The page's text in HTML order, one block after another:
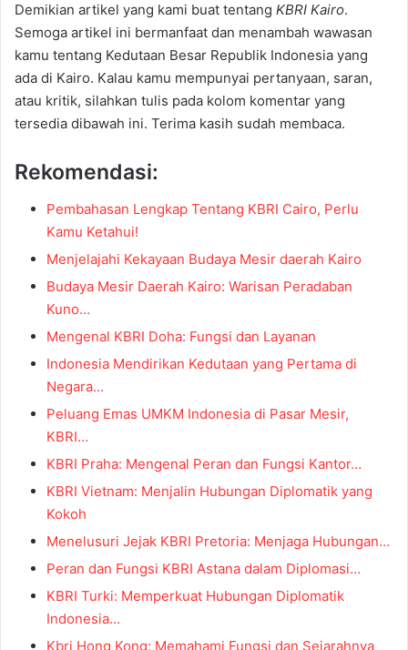
Demikian artikel yang kami buat tentang KBRI Kairo.
Semoga artikel ini bermanfaat dan menambah wawasan
kamu tentang Kedutaan Besar Republik Indonesia yang
ada di Kairo. Kalau kamu mempunyai pertanyaan, saran,
atau kritik, silahkan tulis pada kolom komentar yang
tersedia dibawah ini. Terima kasih sudah membaca.
Rekomendasi:
Pembahasan Lengkap Tentang KBRI Cairo, Perlu
Kamu Ketahui!
Menjelajahi Kekayaan Budaya Mesir daerah Kairo
Budaya Mesir Daerah Kairo: Warisan Peradaban
Kuno…
Mengenal KBRI Doha: Fungsi dan Layanan
Indonesia Mendirikan Kedutaan yang Pertama di
Negara…
Peluang Emas UMKM Indonesia di Pasar Mesir,
KBRI…
KBRI Praha: Mengenal Peran dan Fungsi Kantor…
KBRI Vietnam: Menjalin Hubungan Diplomatik yang
Kokoh
Menelusuri Jejak KBRI Pretoria: Menjaga Hubungan…
Peran dan Fungsi KBRI Astana dalam Diplomasi…
KBRI Turki: Memperkuat Hubungan Diplomatik
Indonesia…
Kbri Hong Kong: Memahami Fungsi dan Sejarahnya